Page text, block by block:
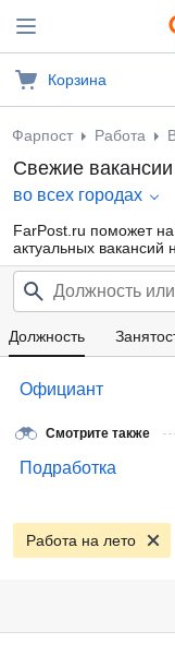
Корзина
Фарпост Работа
Свежие
во всех городах
FarPost.ru поможет
актуальных
возрастов от прямых
Воспользуйтесь
областям,
внутренним поиском
что подходит именно
Должность
Официант
Смотрите также
Подработка
Работа на лето